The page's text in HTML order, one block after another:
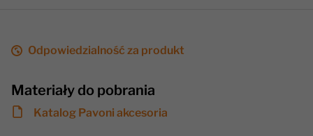
Odpowiedzialność za produkt
Materiały do pobrania
Katalog Pavoni akcesoria